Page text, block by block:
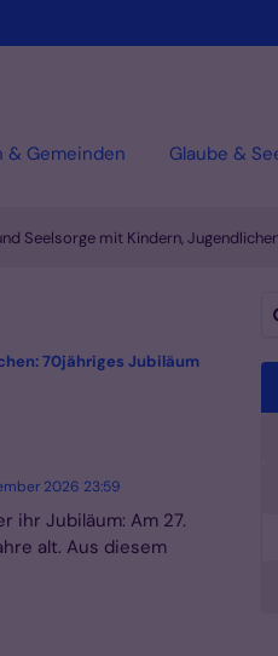
& Gemeinden Glaube &
Seelsorge mit Kindern,
70jähriges Jubiläum
2026 23:59
ihr Jubiläum: Am 27.
alt. Aus diesem